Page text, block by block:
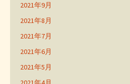
2021年9月
2021年8月
2021年7月
2021年6月
2021年5月